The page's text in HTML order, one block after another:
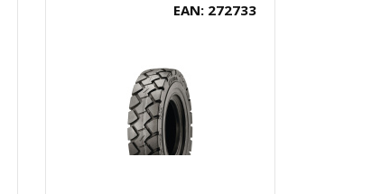
EAN: 272733